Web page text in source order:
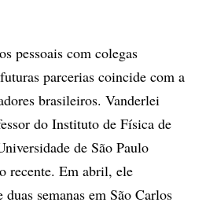
pessoais com colegas
parcerias coincide com a
brasileiros. Vanderlei
do Instituto de Física de
de São Paulo
recente. Em abril, ele
semanas em São Carlos